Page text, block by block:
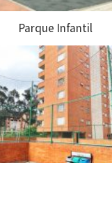
Parque Infantil